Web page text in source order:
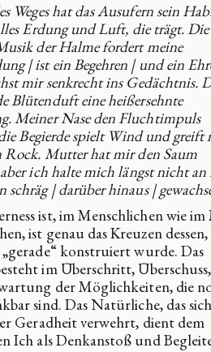
Weges hat das Ausufern sein
Erdung und Luft, die trägt. Die
der Halme fordert meine
| ist ein Begehren | und ein
mir senkrecht ins Gedächtnis.
Blütenduft eine heißersehnte
Meiner Nase den Fluchtimpuls
Begierde spielt Wind und greift
Rock. Mutter hat mir den Saum
ich halte mich längst nicht an
schräg | darüber hinaus |
ist, im Menschlichen wie
ist genau das Kreuzen dessen,
konstruiert wurde. Das
im Überschritt,
der Möglichkeiten, die
sind. Das Natürliche, das sich
Geradheit verwehrt, dient dem
Ich als Denkanstoß und